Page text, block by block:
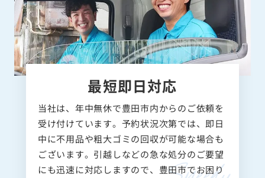
最短即日対応
当社は、年中無休で豊田市内からのご依頼を
受け付けています。予約状況次第では、即日
中に不用品や粗大ゴミの回収が可能な場合も
ございます。引越しなどの急な処分のご要望
にも迅速に対応しますので、豊田市でお困り